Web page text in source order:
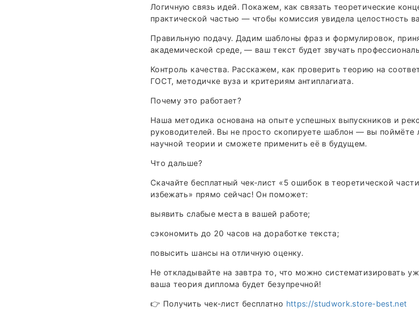
Логичную связь идей. Покажем, как связать теоретические
практической частью — чтобы комиссия увидела целостность
Правильную подачу. Дадим шаблоны фраз и формулировок,
академической среде, — ваш текст будет звучать
Контроль качества. Расскажем, как проверить теорию на
ГОСТ, методичке вуза и критериям антиплагиата.
Почему это работает?
Наша методика основана на опыте успешных выпускников и
руководителей. Вы не просто скопируете шаблон — вы поймёте
научной теории и сможете применить её в будущем.
Что дальше?
Скачайте бесплатный чек‑лист «5 ошибок в теоретической
избежать» прямо сейчас! Он поможет:
выявить слабые места в вашей работе;
сэкономить до 20 часов на доработке текста;
повысить шансы на отличную оценку.
Не откладывайте на завтра то, что можно систематизировать
ваша теория диплома будет безупречной!
👉 Получить чек‑лист бесплатно https://studwork.store-best.net